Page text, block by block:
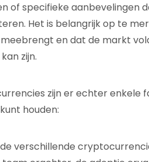
of specifieke aanbevelingen
Het is belangrijk op te
en dat de markt
zijn.
zijn er echter enkele
houden:
verschillende